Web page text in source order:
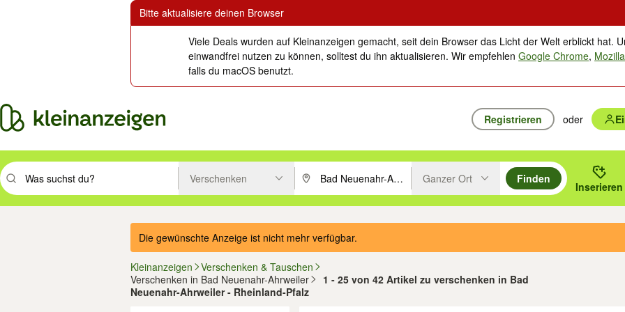
Bitte aktualisiere deinen Browser
Viele Deals wurden auf Kleinanzeigen gemacht, seit dein Browser das Licht der Welt erblickt hat.
einwandfrei nutzen zu können, solltest du ihn aktualisieren. Wir empfehlenGoogle Chrome,
falls du macOS benutzt.
Registrieren oder
Suchbegriff eingeben. Eingabetaste drücken um zu suchen, oder Vorschläge mit den Pfeiltasten nach oben/unten durchsuchen und mit
Verschenken PLZ oder Ort eingeben. Eingabetaste drücken um zu suchen, oder
Ganzer Ort
Finden
Inserieren
Die gewünschte Anzeige ist nicht mehr verfügbar.
Kleinanzeigen
Verschenken & Tauschen
Verschenken in Bad Neuenahr-Ahrweiler
1 - 25 von 42 Artikel zu verschenken in Bad
Neuenahr-Ahrweiler - Rheinland-Pfalz